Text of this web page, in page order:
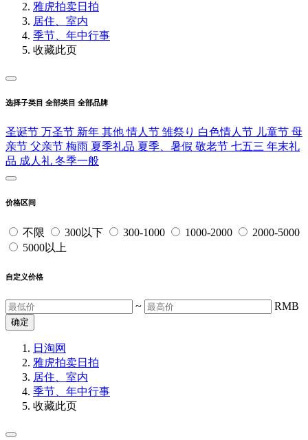
雅虎拍卖日拍
居住、室内
季节、年中行事
收藏此页
选择子类目 全部类目 全部品牌
圣诞节 万圣节 新年 其他情人节 雏祭り 白色情人节 儿童节 母
亲节 父亲节 梅雨 夏季礼品 夏季、暑假 敬老节 七五三 年末礼
品 成人礼 冬季一般
价格区间
不限 300以下 300-1000 1000-2000
2000-5000
5000以上
自定义价格
~ RMB
确定
日淘网
雅虎拍卖日拍
居住、室内
季节、年中行事
收藏此页